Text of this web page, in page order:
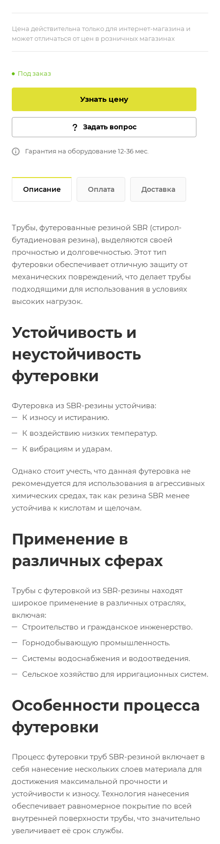
Цена действительна только для интернет-магазина и
может отличаться от цен в розничных магазинах
Под заказ
Узнать цену
Задать вопрос
Гарантия на оборудование 12-36 мес.
Описание Оплата Доставка
Трубы, футерованные резиной SBR (стирол-
бутадиеновая резина), выделяются своей
прочностью и долговечностью. Этот тип
футеровки обеспечивает отличную защиту от
механических повреждений, что делает трубы
подходящими для использования в условиях
высоких нагрузок.
Устойчивость и
неустойчивость
футеровки
Футеровка из SBR-резины устойчива:
К износу и истиранию.
К воздействию низких температур.
К вибрациям и ударам.
Однако стоит учесть, что данная футеровка не
рекомендуется для использования в агрессивных
химических средах, так как резина SBR менее
устойчива к кислотам и щелочам.
Применение в
различных сферах
Трубы с футеровкой из SBR-резины находят
широкое применение в различных отраслях,
включая:
Строительство и гражданское инженерство.
Горнодобывающую промышленность.
Системы водоснабжения и водоотведения.
Сельское хозяйство для ирригационных систем.
Особенности процесса
футеровки
Процесс футеровки труб SBR-резиной включает в
себя нанесение нескольких слоев материала для
достижения максимальной прочности и
устойчивости к износу. Технология нанесения
обеспечивает равномерное покрытие по всей
внутренней поверхности трубы, что значительно
увеличивает её срок службы.